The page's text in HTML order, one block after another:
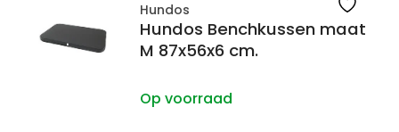
Hundos
Hundos Benchkussen maat
M 87x56x6 cm.
Op voorraad